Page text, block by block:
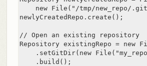
new File("/tmp/new_repo/
newlyCreatedRepo.create();
// Open an existing repository
Repository existingRepo = new
.setGitDir(new
    .build();